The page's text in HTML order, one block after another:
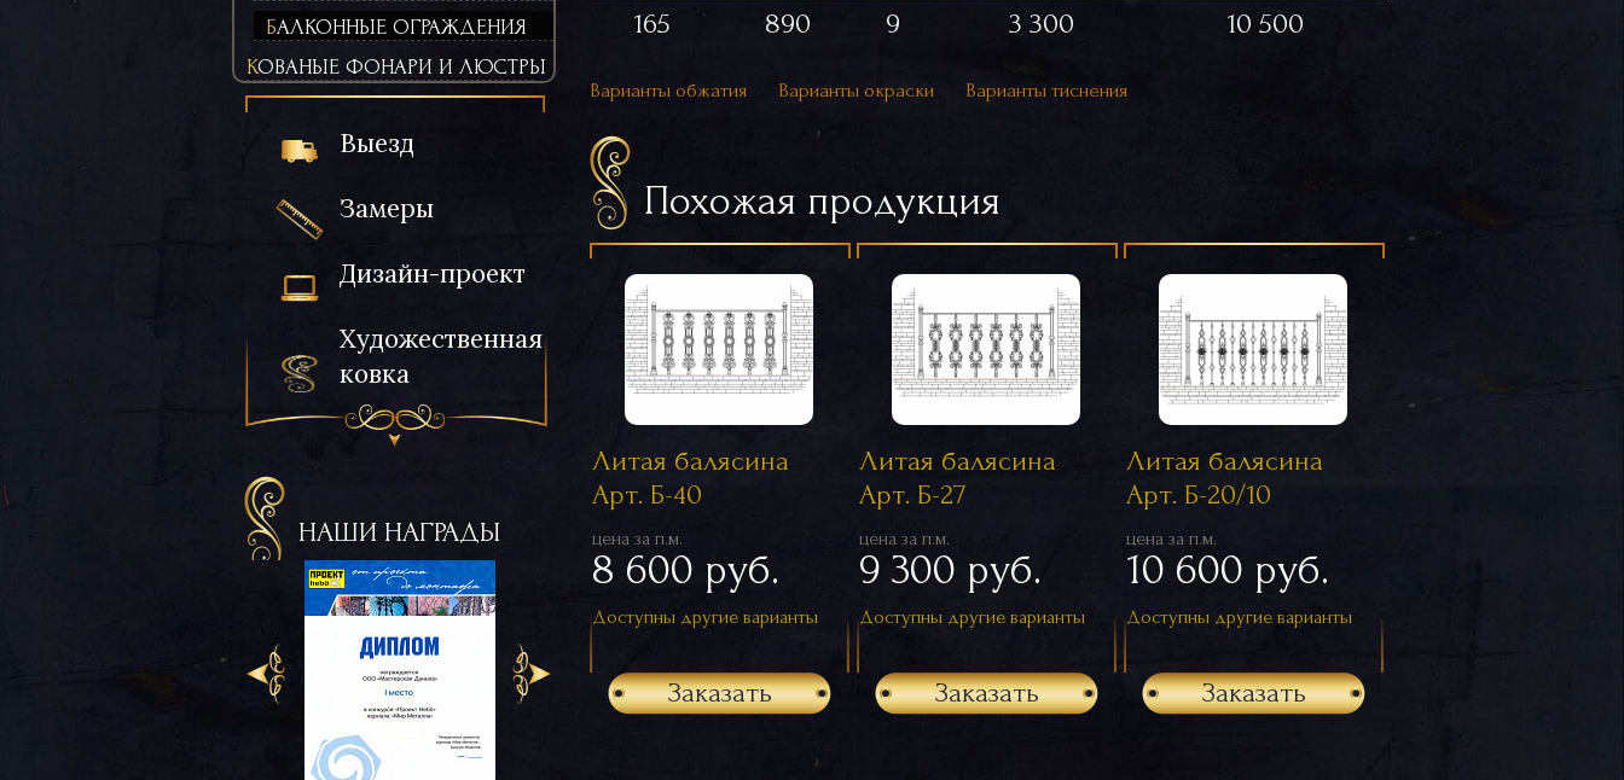
БАЛКОННЫЕ ОГРАЖДЕНИЯ
КОВАНЫЕ ФОНАРИ И ЛЮСТРЫ
Выезд
Замеры
Дизайн-проект
Художественная
ковка
НАШИ НАГРАДЫ
165
890 9 3 300 10 500
Варианты обжатия Варианты окраски Варианты тиснения
Похожая продукция
Литая балясина
Арт. Б-40
цена за п.м.
8 600 руб.
Доступны другие варианты
Заказать
Литая балясина
Арт. Б-27
цена за п.м.
9 300 руб.
Доступны другие варианты
Заказать
Литая балясина
Арт. Б-20/10
цена за п.м.
10 600 руб.
Доступны другие варианты
Заказать